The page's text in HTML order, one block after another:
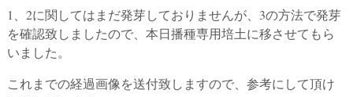
1、2に関してはまだ発芽しておりませんが、3の方法で発芽
を確認致しましたので、本日播種専用培土に移させてもら
いました。
これまでの経過画像を送付致しますので、参考にして頂け